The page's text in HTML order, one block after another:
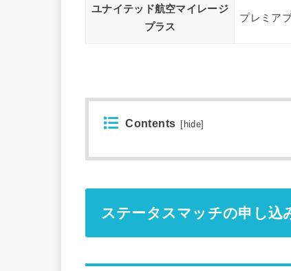
ユナイテッド航空マイレージ
プラス
プレミア
Contents hide
ステータスマッチの申し込